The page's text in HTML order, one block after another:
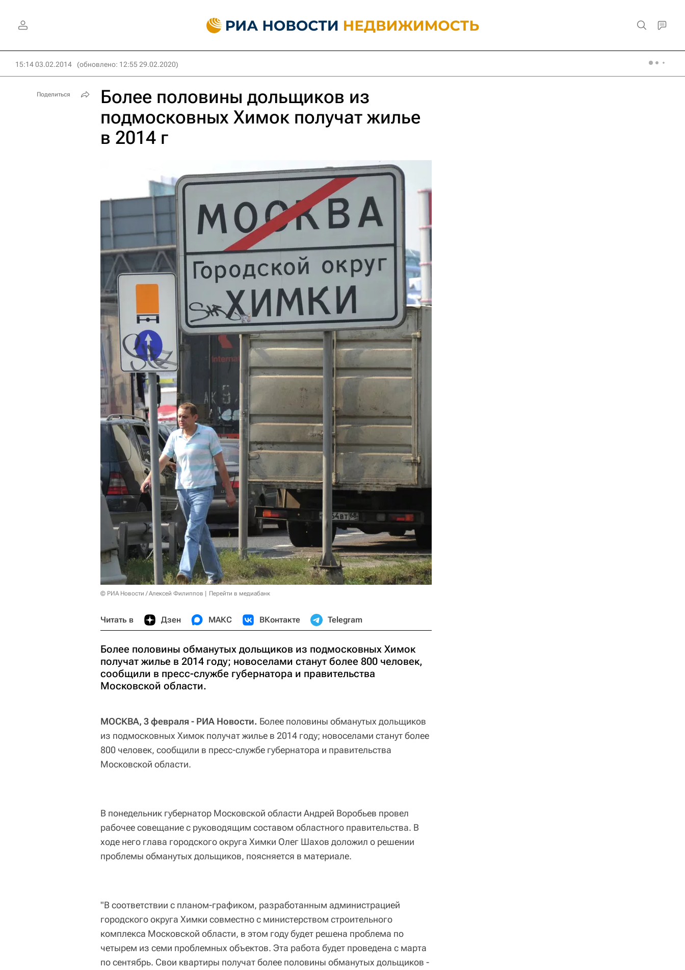
15:14 03.02.2014 (обновлено: 12:55 29.02.2020)
Более половины дольщиков из
подмосковных Химок получат жилье
в 2014 г
© РИА Новости / Алексей Филиппов Перейти в медиабанк
Читать в Дзен МАКС ВКонтакте Telegram
Более половины обманутых дольщиков из подмосковных Химок
получат жилье в 2014 году; новоселами станут более 800 человек,
сообщили в пресс-службе губернатора и правительства
Московской области.
МОСКВА, 3 февраля - РИА Новости. Более половины обманутых дольщиков
из подмосковных Химок получат жилье в 2014 году; новоселами станут более
800 человек, сообщили в пресс-службе губернатора и правительства
Московской области.
В понедельник губернатор Московской области Андрей Воробьев провел
рабочее совещание с руководящим составом областного правительства. В
ходе него глава городского округа Химки Олег Шахов доложил о решении
проблемы обманутых дольщиков, поясняется в материале.
"В соответствии с планом-графиком, разработанным администрацией
городского округа Химки совместно с министерством строительного
комплекса Московской области, в этом году будет решена проблема по
четырем из семи проблемных объектов. Эта работа будет проведена с марта
по сентябрь. Свои квартиры получат более половины обманутых дольщиков -
Поделиться